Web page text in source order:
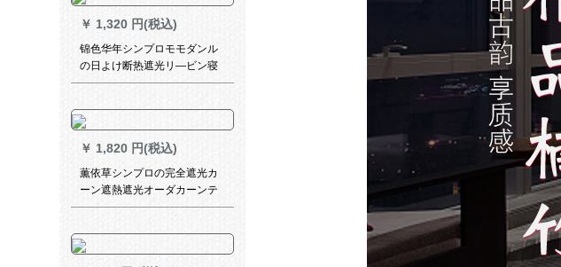
グリングリングリングリング
リングリングリングリングリ
ングリングリングリングリン
グリングリングリングリング
トルの幅価格（サイズオ·ダカ·
ンスタク）
￥ 1,320 円(税込)
锦色华年シンプロモモダンル
の日よけ断热遮光リ―ビン寝
室扫き出し窓窓既制カーリン
￥ 1,820 円(税込)
薫依草シンプロの完全遮光カ
ーン遮熱遮光オーダカーンテ
ーンンンテーンンンテーンン
ンンン外窓既製カーターテー
ン寝室掃き出窓窓窓窓窓窓窓